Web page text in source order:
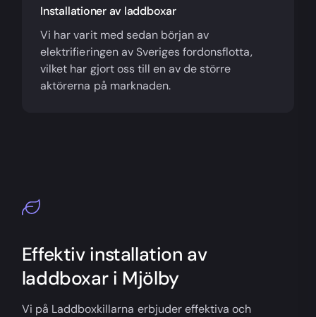
Installationer av laddboxar
Vi har varit med sedan början av
elektrifieringen av Sveriges fordonsflotta,
vilket har gjort oss till en av de större
aktörerna på marknaden.
Effektiv installation av
laddboxar i Mjölby
Vi på Laddboxkillarna erbjuder effektiva och